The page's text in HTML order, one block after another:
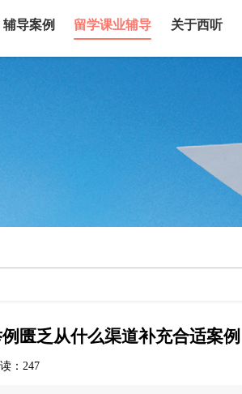
辅导案例 留学课业辅导 关于西听
匮乏从什么渠道补充合适案例
：247